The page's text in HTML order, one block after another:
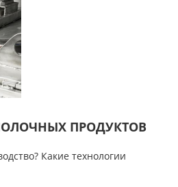
ПРОДУКТОВ
Какие технологии